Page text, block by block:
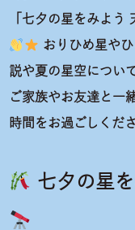
「七夕の星をみよう
おりひめ星や
説や夏の星空につい
ご家族やお友達と一
時間をお過ごしくだ
七夕の星